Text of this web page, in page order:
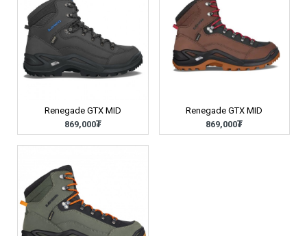
Renegade GTX MID
869,000₮
Renegade GTX MID
869,000₮